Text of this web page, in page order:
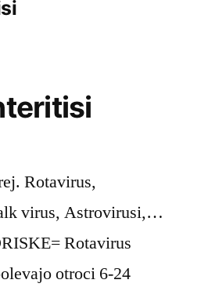
Rotavirus,
virus, Astrovirusi,…
Rotavirus
otroci 6-24